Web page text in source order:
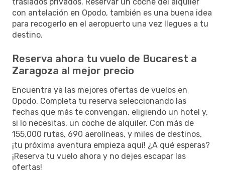
con antelación en Opodo, también es una buena idea
para recogerlo en el aeropuerto una vez llegues a tu
destino.
Reserva ahora tu vuelo de Bucarest a
Zaragoza al mejor precio
Encuentra ya las mejores ofertas de vuelos en
Opodo. Completa tu reserva seleccionando las
fechas que más te convengan, eligiendo un hotel y,
si lo necesitas, un coche de alquiler. Con más de
155,000 rutas, 690 aerolíneas, y miles de destinos,
¡tu próxima aventura empieza aquí! ¿A qué esperas?
¡Reserva tu vuelo ahora y no dejes escapar las
ofertas!